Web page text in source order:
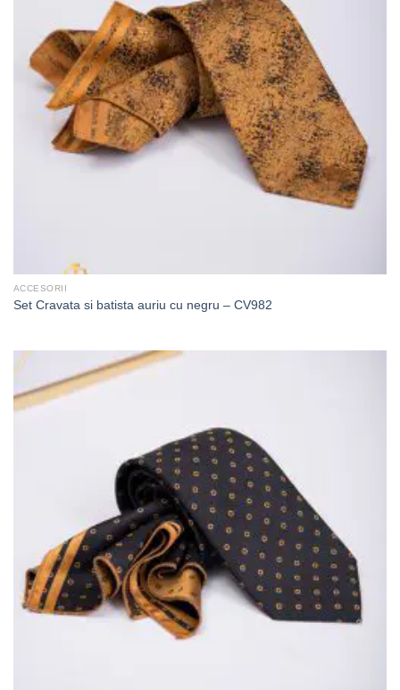
ACCESORII
Set Cravata si batista auriu cu negru – CV982